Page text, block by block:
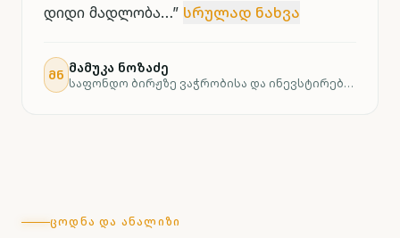
დიდი მადლობა…” სრულად ნახვა
ᲛᲜ მამუკა ნოზაძე
საფონდო ბირჟზე ვაჭრობისა და ინევსტირების კურსდამთავრებული
ᲪᲝᲓᲜᲐ ᲓᲐ ᲐᲜᲐᲚᲘᲖᲘ